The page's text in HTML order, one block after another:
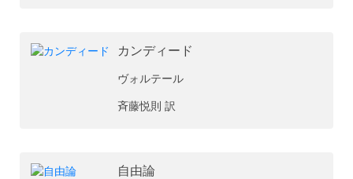
カンディード
ヴォルテール
斉藤悦則 訳
自由論